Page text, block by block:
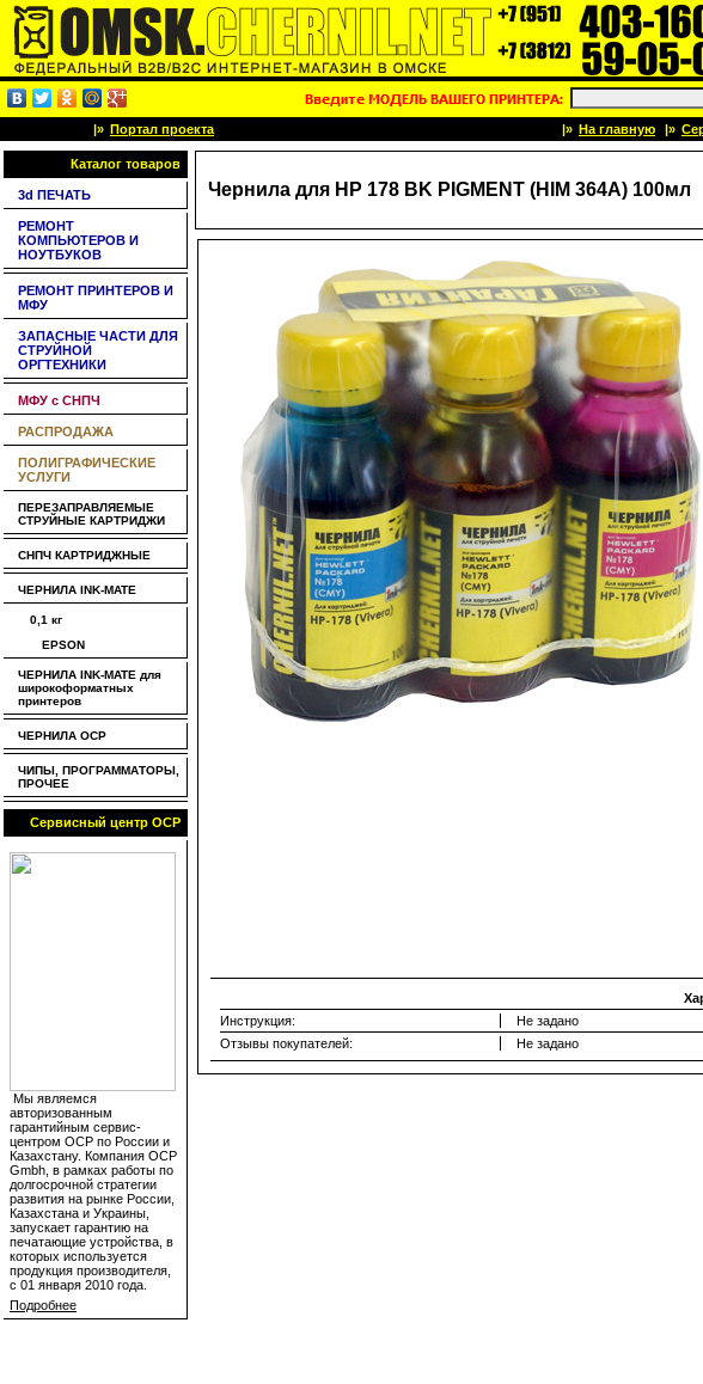
|» Портал проекта |» На главную |»
Каталог товаров
3d ПЕЧАТЬ
РЕМОНТ
КОМПЬЮТЕРОВ И
НОУТБУКОВ
РЕМОНТ ПРИНТЕРОВ И
МФУ
ЗАПАСНЫЕ ЧАСТИ ДЛЯ
СТРУЙНОЙ
ОРГТЕХНИКИ
МФУ с СНПЧ
РАСПРОДАЖА
ПОЛИГРАФИЧЕСКИЕ
УСЛУГИ
ПЕРЕЗАПРАВЛЯЕМЫЕ
СТРУЙНЫЕ КАРТРИДЖИ
СНПЧ КАРТРИДЖНЫЕ
ЧЕРНИЛА INK-MATE
0,1 кг
EPSON
ЧЕРНИЛА INK-MATE для
широкоформатных
принтеров
ЧЕРНИЛА OCP
ЧИПЫ, ПРОГРАММАТОРЫ,
ПРОЧЕЕ
Сервисный центр OCP
Мы являемся
авторизованным
гарантийным сервис-
центром OCP по России и
Казахстану. Компания OCP
Gmbh, в рамках работы по
долгосрочной стратегии
развития на рынке России,
Казахстана и Украины,
запускает гарантию на
печатающие устройства, в
которых используется
продукция производителя,
с 01 января 2010 года.
Подробнее
Чернила для HP 178 BK PIGMENT (HIM 364A) 100мл
Инструкция:
Не задано
Отзывы покупателей:
Не задано